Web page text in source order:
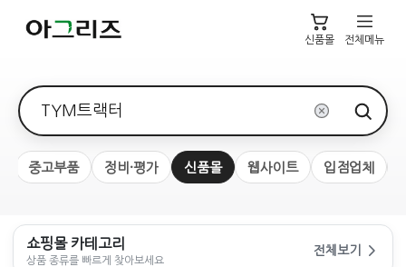
신품몰 전체메뉴
검색어
중고부품 정비·평가 신품몰 웹사이트 입점업체
쇼핑몰 카테고리
상품 종류를 빠르게 찾아보세요
전체보기